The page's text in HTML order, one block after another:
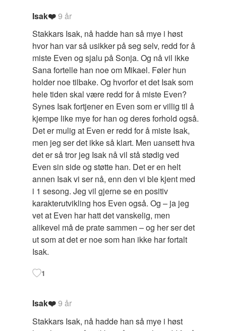
Isak❤️9 år
Stakkars Isak, nå hadde han så mye i høst
hvor han var så usikker på seg selv, redd for å
miste Even og sjalu på Sonja. Og nå vil ikke
Sana fortelle han noe om Mikael. Føler hun
holder noe tilbake. Og hvorfor et det Isak som
hele tiden skal være redd for å miste Even?
Synes Isak fortjener en Even som er villig til å
kjempe like mye for han og deres forhold også.
Det er mulig at Even er redd for å miste Isak,
men jeg ser det ikke så klart. Men uansett hva
det er så tror jeg Isak nå vil stå stødig ved
Even sin side og støtte han. Det er en helt
annen Isak vi ser nå, enn den vi ble kjent med
i 1 sesong. Jeg vil gjerne se en positiv
karakterutvikling hos Even også. Og – ja jeg
vet at Even har hatt det vanskelig, men
alikevel må de prate sammen – og her ser det
ut som at det er noe som han ikke har fortalt
Isak.
1
Isak❤️9 år
Stakkars Isak, nå hadde han så mye i høst